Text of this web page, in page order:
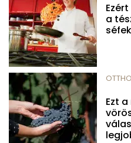
a
Ezt